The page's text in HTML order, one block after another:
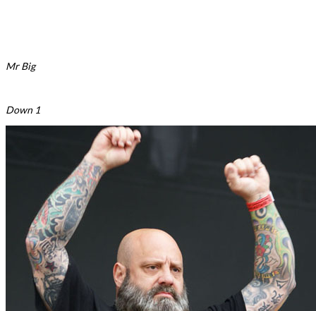
Mr Big
Down 1